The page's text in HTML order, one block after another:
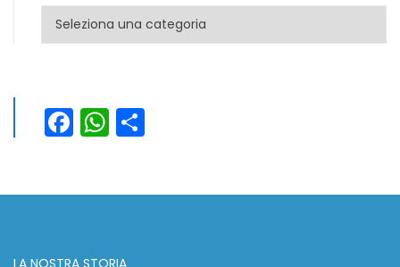
Categorie
Facebook
WhatsApp
LA NOSTRA STORIA